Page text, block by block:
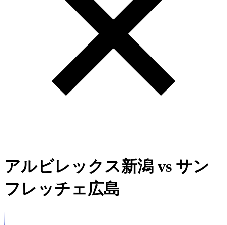
アルビレックス新潟 vs サン
フレッチェ広島